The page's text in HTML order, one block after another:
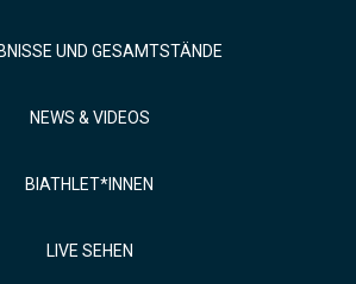
UND GESAMTSTÄNDE
NEWS & VIDEOS
BIATHLET*INNEN
LIVE SEHEN